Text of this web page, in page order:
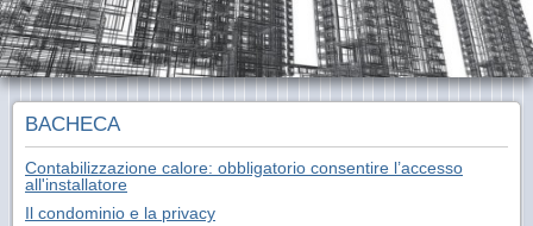
BACHECA
Contabilizzazione calore: obbligatorio consentire l’accesso
all'installatore
Il condominio e la privacy